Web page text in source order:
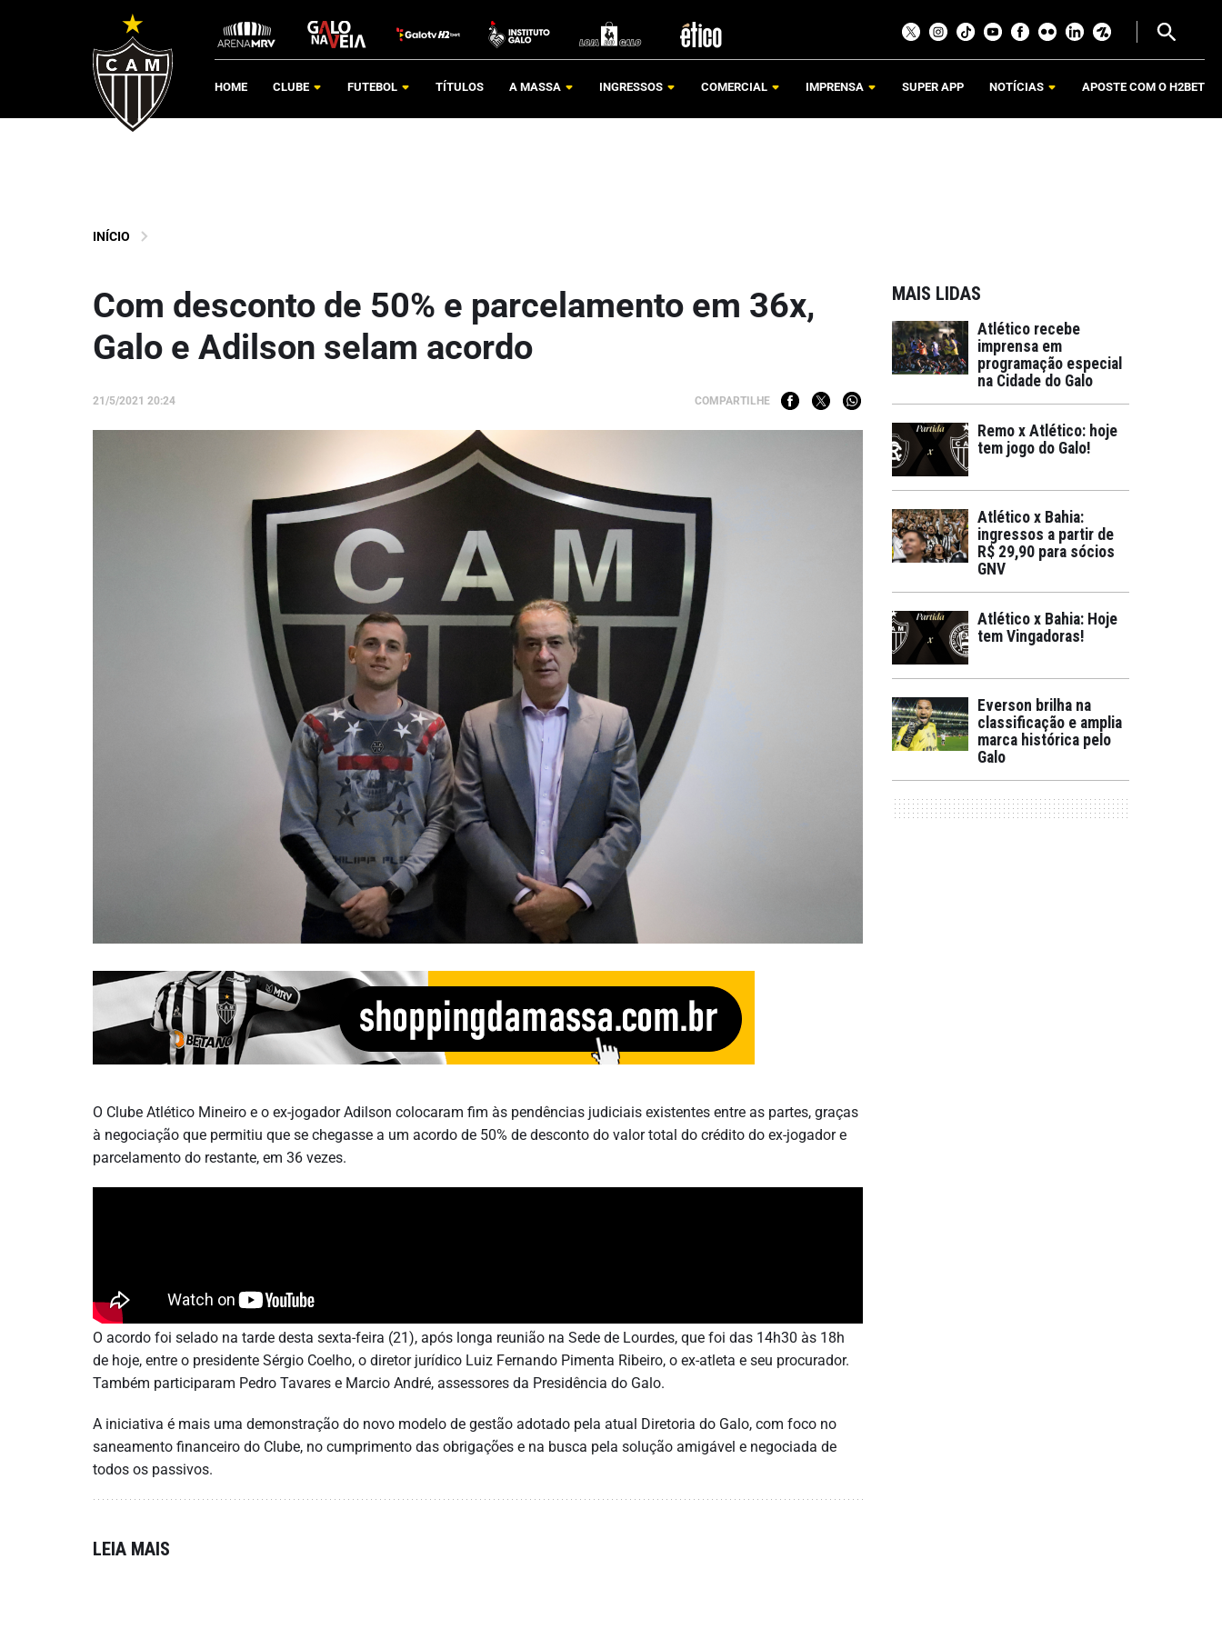
HOME CLUBE FUTEBOL TÍTULOS A MASSA INGRESSOS COMERCIAL IMPRENSA SUPER APP NOTÍCIAS APOSTE COM O H2BET
INÍCIO
Com desconto de 50% e parcelamento em 36x,
Galo e Adilson selam acordo
21/5/2021 20:24 COMPARTILHE
O Clube Atlético Mineiro e o ex-jogador Adilson colocaram fim às pendências judiciais existentes entre as partes, graças
à negociação que permitiu que se chegasse a um acordo de 50% de desconto do valor total do crédito do ex-jogador e
parcelamento do restante, em 36 vezes.
O acordo foi selado na tarde desta sexta-feira (21), após longa reunião na Sede de Lourdes, que foi das 14h30 às 18h
de hoje, entre o presidente Sérgio Coelho, o diretor jurídico Luiz Fernando Pimenta Ribeiro, o ex-atleta e seu procurador.
Também participaram Pedro Tavares e Marcio André, assessores da Presidência do Galo.
A iniciativa é mais uma demonstração do novo modelo de gestão adotado pela atual Diretoria do Galo, com foco no
saneamento financeiro do Clube, no cumprimento das obrigações e na busca pela solução amigável e negociada de
todos os passivos.
LEIA MAIS
MAIS LIDAS
Atlético recebe
imprensa em
programação especial
na Cidade do Galo
Remo x Atlético: hoje
tem jogo do Galo!
Atlético x Bahia:
ingressos a partir de
R$ 29,90 para sócios
GNV
Atlético x Bahia: Hoje
tem Vingadoras!
Everson brilha na
classificação e amplia
marca histórica pelo
Galo